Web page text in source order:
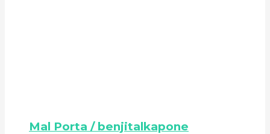
Mal Porta / benjitalkapone